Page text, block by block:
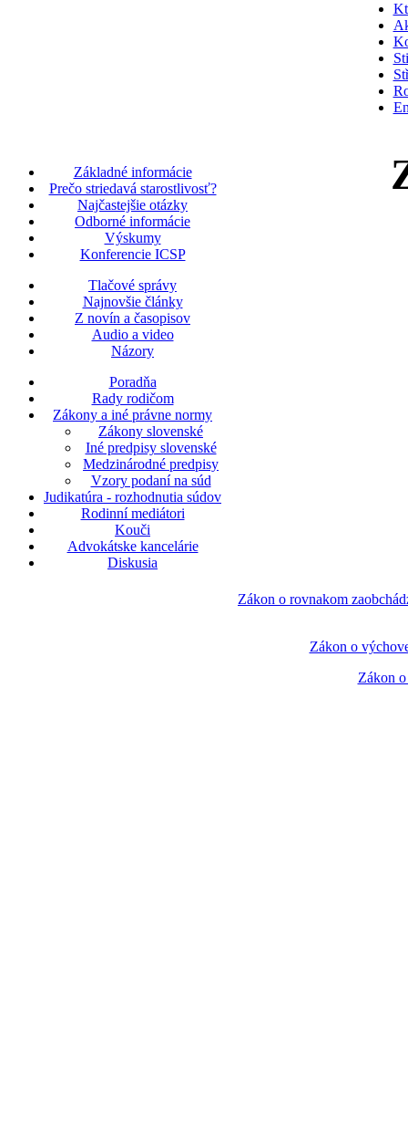
Základné informácie
Prečo striedavá starostlivosť?
Najčastejšie otázky
Odborné informácie
Výskumy
Konferencie ICSP
Tlačové správy
Najnovšie články
Z novín a časopisov
Audio a video
Názory
Poradňa
Rady rodičom
Zákony a iné právne normy
Zákony slovenské
Iné predpisy slovenské
Medzinárodné predpisy
Vzory podaní na súd
Judikatúra - rozhodnutia súdov
Rodinní mediátori
Kouči
Advokátske kancelárie
Diskusia
Zákon o rovnakom
Zákon o
Zákon